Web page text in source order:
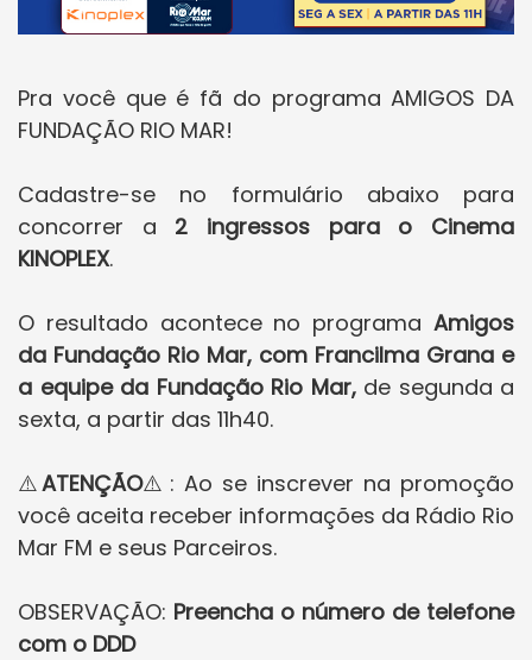
Pra você que é fã do programa AMIGOS DA
FUNDAÇÃO RIO MAR!
Cadastre-se no formulário abaixo para
concorrer a 2 ingressos para o Cinema
KINOPLEX.
O resultado acontece no programa Amigos
da Fundação Rio Mar, com Francilma Grana e
a equipe da Fundação Rio Mar,de segunda a
sexta, a partir das 11h40.
⚠️ATENÇÃO⚠️: Ao se inscrever na promoção
você aceita receber informações da Rádio Rio
Mar FM e seus Parceiros.
OBSERVAÇÃO: Preencha o número de telefone
com o DDD